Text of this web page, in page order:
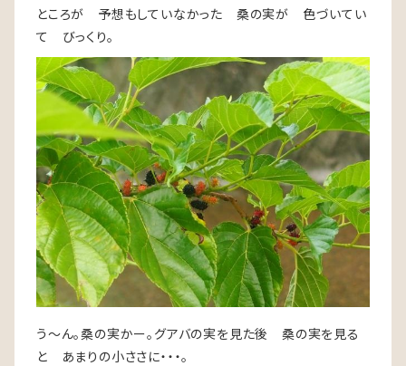
ところが 予想もしていなかった 桑の実が 色づいてい
て びっくり。
う～ん。桑の実かー。グアバの実を見た後 桑の実を見る
と あまりの小ささに・・・。